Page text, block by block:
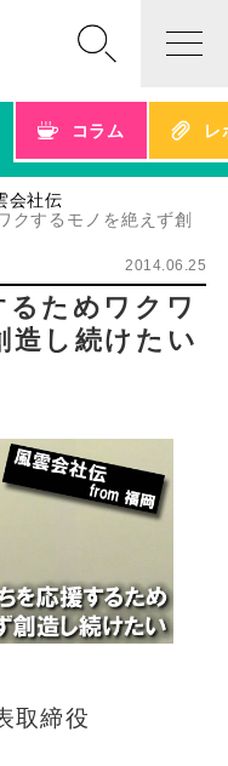
コラム レ
会社伝
クするモノを絶えず創
2014.06.25
るためワクワ
造し続けたい
取締役